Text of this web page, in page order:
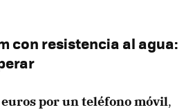
con resistencia al agua:
euros por un teléfono móvil,